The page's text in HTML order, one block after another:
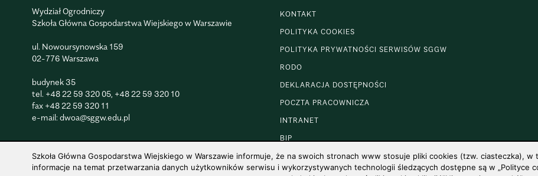
Wydział Ogrodniczy
Szkoła Główna Gospodarstwa Wiejskiego w Warszawie
ul. Nowoursynowska 159
02-776 Warszawa
budynek 35
tel. +48 22 59 320 05, +48 22 59 320 10
fax +48 22 59 320 11
e-mail: dwoa@sggw.edu.pl
KONTAKT
POLITYKA COOKIES
POLITYKA PRYWATNOŚCI SERWISÓW SGGW
RODO
DEKLARACJA DOSTĘPNOŚCI
POCZTA PRACOWNICZA
INTRANET
BIP
Szkoła Główna Gospodarstwa Wiejskiego w Warszawie informuje, że na swoich stronach www stosuje pliki cookies (tzw. ciasteczka),
informacje na temat przetwarzania danych użytkowników serwisu i wykorzystywanych technologii śledzących dostępne są w „Polityce